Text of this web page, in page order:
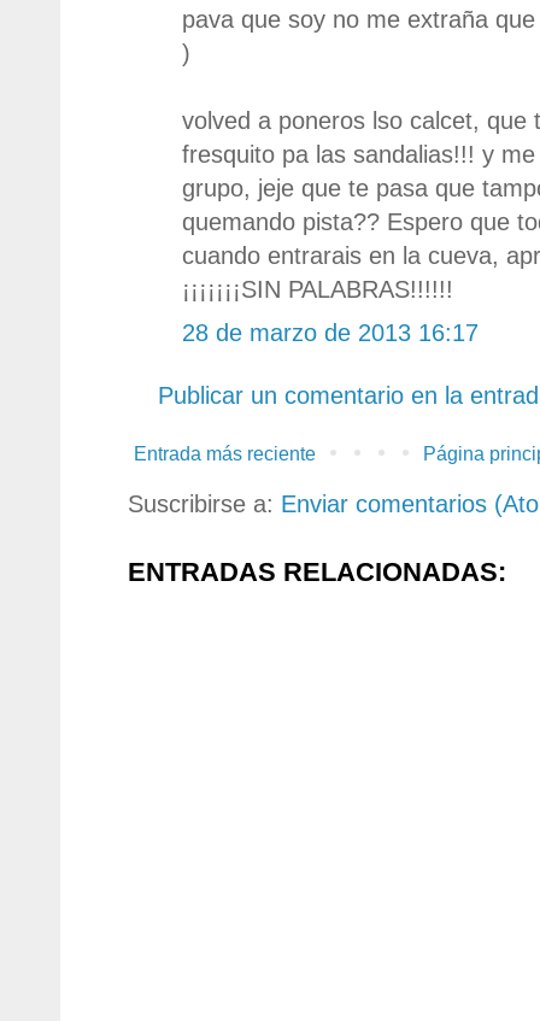
pava que soy no me extraña
)
volved a poneros lso calcet, que
fresquito pa las sandalias!!! y
grupo, jeje que te pasa que
quemando pista?? Espero que
cuando entrarais en la cueva,
¡¡¡¡¡¡¡SIN PALABRAS!!!!!!
28 de marzo de 2013 16:17
Publicar un comentario en la
Entrada más reciente Página
Suscribirse a: Enviar comentarios
ENTRADAS RELACIONADAS: